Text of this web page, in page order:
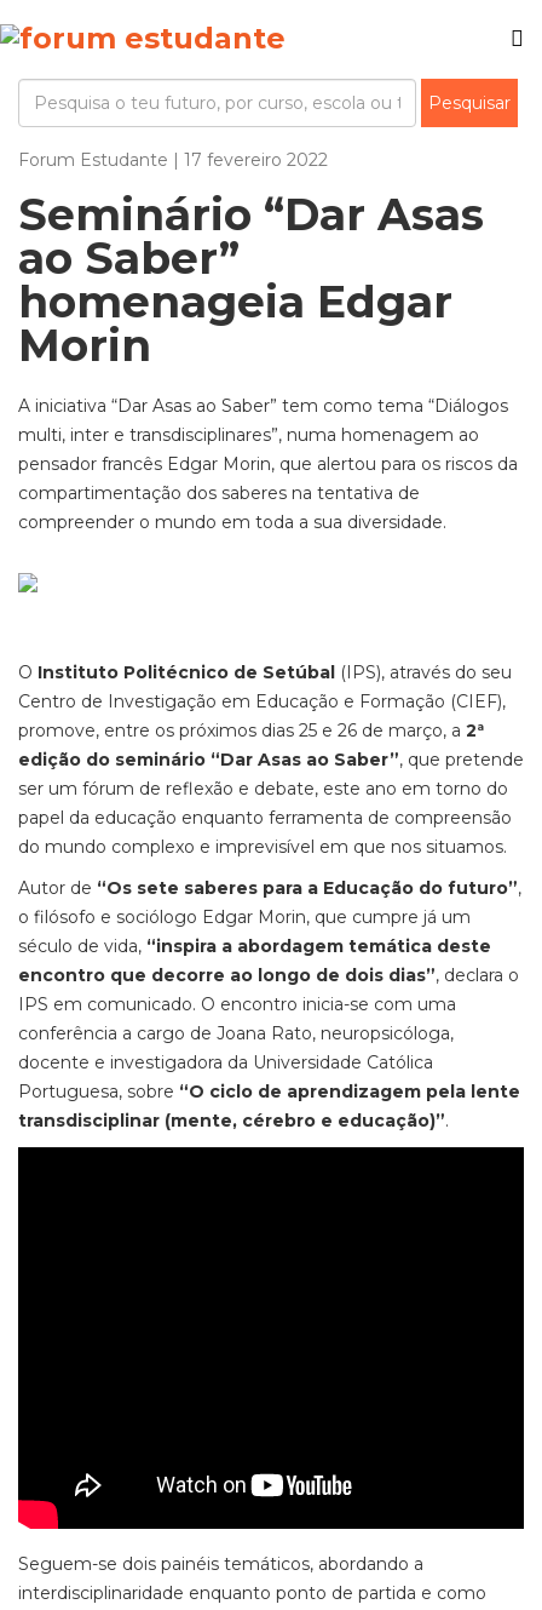
Forum Estudante | 17 fevereiro 2022
Seminário “Dar Asas
ao Saber”
homenageia Edgar
Morin
A iniciativa “Dar Asas ao Saber” tem como tema “Diálogos
multi, inter e transdisciplinares”, numa homenagem ao
pensador francês Edgar Morin, que alertou para os riscos da
compartimentação dos saberes na tentativa de
compreender o mundo em toda a sua diversidade.
O Instituto Politécnico de Setúbal (IPS), através do seu
Centro de Investigação em Educação e Formação (CIEF),
promove, entre os próximos dias 25 e 26 de março, a 2ª
edição do seminário “Dar Asas ao Saber”, que pretende
ser um fórum de reflexão e debate, este ano em torno do
papel da educação enquanto ferramenta de compreensão
do mundo complexo e imprevisível em que nos situamos.
Autor de “Os sete saberes para a Educação do futuro”,
o filósofo e sociólogo Edgar Morin, que cumpre já um
século de vida, “inspira a abordagem temática deste
encontro que decorre ao longo de dois dias”, declara o
IPS em comunicado. O encontro inicia-se com uma
conferência a cargo de Joana Rato, neuropsicóloga,
docente e investigadora da Universidade Católica
Portuguesa, sobre “O ciclo de aprendizagem pela lente
transdisciplinar (mente, cérebro e educação)”.
Seguem-se dois painéis temáticos, abordando a
interdisciplinaridade enquanto ponto de partida e como